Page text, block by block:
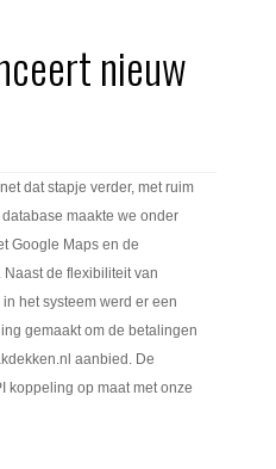
nieuw
dat stapje verder, met ruim
maakte we onder
Google Maps en de
de flexibiliteit van
het systeem werd er een
gemaakt om de betalingen
aanbied. De
koppeling op maat met onze